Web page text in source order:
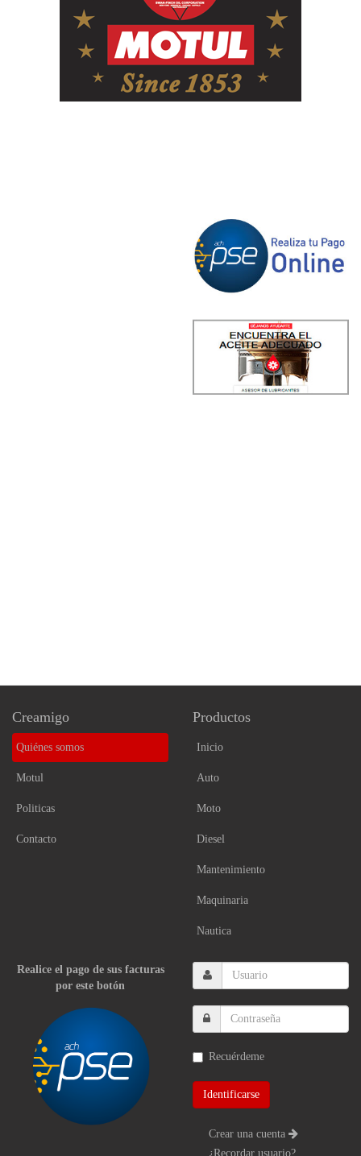
Creamigo
Quiénes somos
Motul
Politicas
Contacto
Productos
Inicio
Auto
Moto
Diesel
Mantenimiento
Maquinaria
Nautica
Realice el pago de sus facturas
por este botón
Recuérdeme
Crear una cuenta
¿Recordar usuario?